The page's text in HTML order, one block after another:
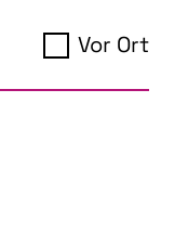
Vor Ort